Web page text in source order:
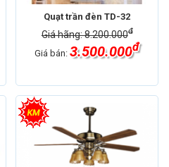
Quạt trần đèn TD-32
Giá hãng: 8.200.000đ
Giá bán:3.500.000đ